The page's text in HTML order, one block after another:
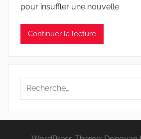
pour insuffler une nouvelle
Continuer la lecture
Recherche
: